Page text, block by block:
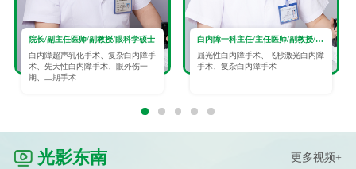
院长/副主任医师/副教授/眼科学硕士
白内障超声乳化手术、复杂白内障手
术、先天性白内障手术、眼外伤一
期、二期手术
白内障一科主任/主任医师/副教授/眼科学硕士
屈光性白内障手术、飞秒激光白内障
手术、复杂白内障手术
光影东南 更多视频+